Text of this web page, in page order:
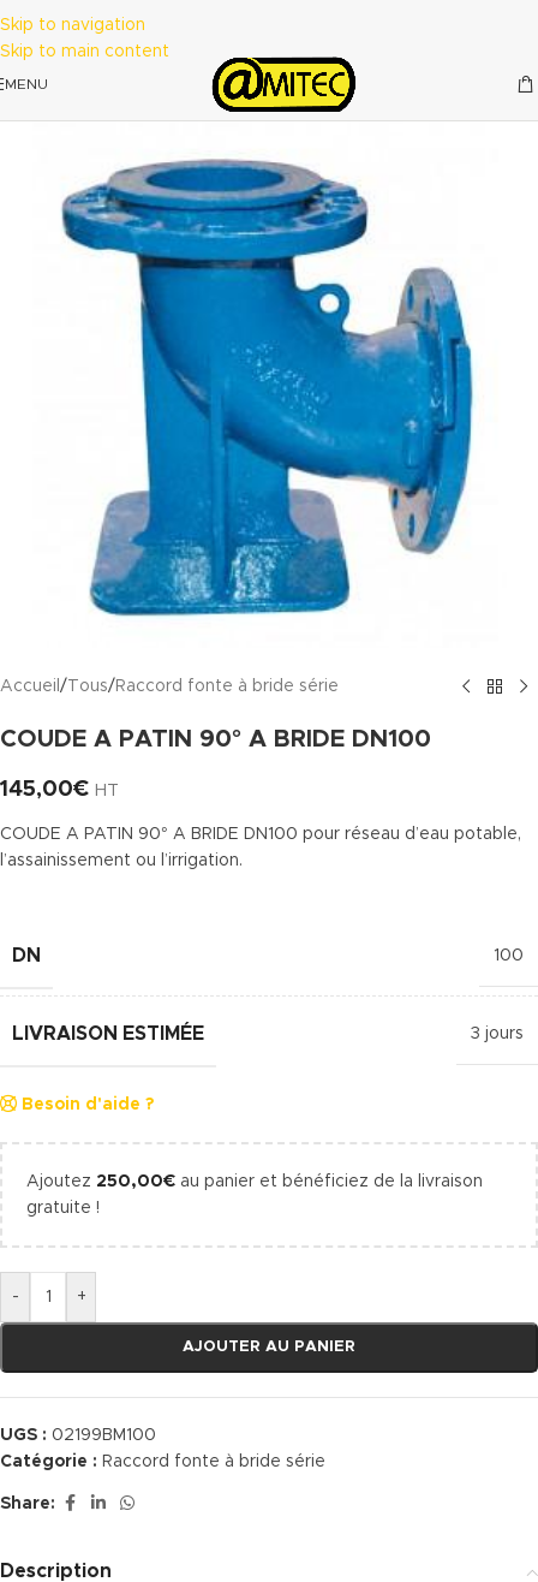
Skip to navigation
Skip to main content
MENU
Accueil / Tous/ Raccord fonte à bride série
COUDE A PATIN 90° A BRIDE DN100
145,00€ HT
COUDE A PATIN 90° A BRIDE DN100 pour réseau d’eau potable,
l’assainissement ou l’irrigation.
DN 100
LIVRAISON ESTIMÉE 3 jours
Besoin d'aide ?
Ajoutez 250,00€ au panier et bénéficiez de la livraison
gratuite !
- +
AJOUTER AU PANIER
UGS : 02199BM100
Catégorie : Raccord fonte à bride série
Share:
Description